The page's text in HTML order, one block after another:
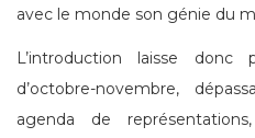
avec le monde son génie du
L’introduction laisse donc
d’octobre-novembre,
agenda de